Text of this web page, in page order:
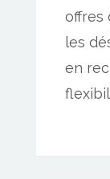
offres
les
en